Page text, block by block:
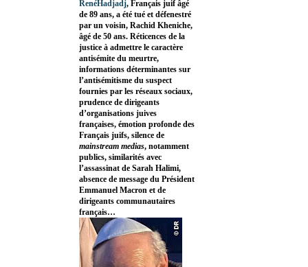
RenéHadjadj, Français juif âgé
de 89 ans, a été tué et défenestré
par un voisin, Rachid Kheniche,
âgé de 50 ans. Réticences de la
justice à admettre le caractère
antisémite du meurtre,
informations déterminantes sur
l’antisémitisme du suspect
fournies par les réseaux sociaux,
prudence de dirigeants
d’organisations juives
françaises, émotion profonde des
Français juifs, silence de
mainstream medias, notamment
publics, similarités avec
l’assassinat de Sarah Halimi,
absence de message du Président
Emmanuel Macron et de
dirigeants communautaires
français…